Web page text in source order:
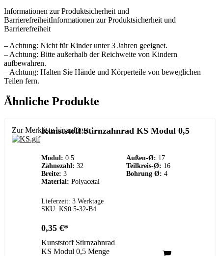
Informationen zur Produktsicherheit und
BarrierefreiheitInformationen zur Produktsicherheit und
Barrierefreiheit
– Achtung: Nicht für Kinder unter 3 Jahren geeignet.
– Achtung: Bitte außerhalb der Reichweite von Kindern
aufbewahren.
– Achtung: Halten Sie Hände und Körperteile von beweglichen
Teilen fern.
Ähnliche Produkte
Zur Merkliste hinzufügen
Kunststoff Stirnzahnrad KS Modul 0,5
Modul: 0.5 Außen-Ø: 17
Zähnezahl: 32 Teilkreis-Ø: 16
Breite: 3 Bohrung Ø: 4
Material: Polyacetal
Lieferzeit: 3 Werktage
SKU: KS0.5-32-B4
0,35 €
Kunststoff Stirnzahnrad
KS Modul 0,5 Menge